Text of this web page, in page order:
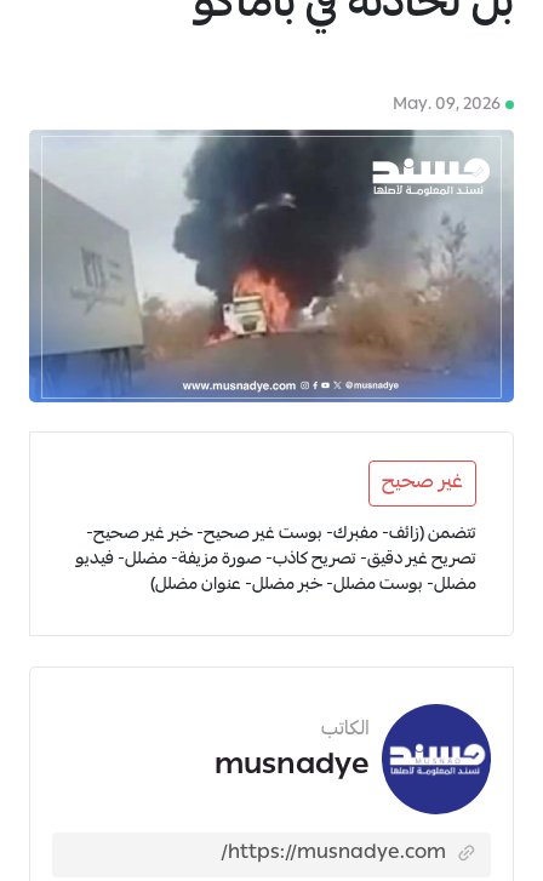
May. 09, 2026
غير صحيح
تتضمن (زائف- مفبرك- بوست غير صحيح- خبر غير صحيح-
تصريح غير دقيق- تصريح كاذب- صورة مزيفة- مضلل- فيديو
مضلل- بوست مضلل- خبر مضلل- عنوان مضلل)
الكاتب
musnadye